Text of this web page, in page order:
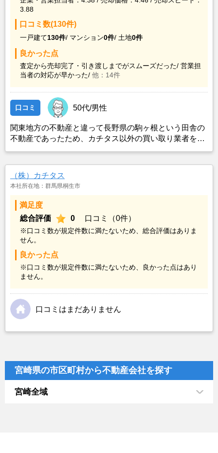
3.88
口コミ数(130件)
一戸建て130件/ マンション0件/ 土地0件
良かった点
査定から売却完了・引き渡しまでがスムーズだった/ 営業担
当者の対応が早かった/ 他：14件
口コミ 50代/男性
関東地方の不動産と違って長野県の駒ヶ根という田舎の
不動産であったため、カチタス以外の買い取り業者をみ
も空き家の状態で不動産を残しておけないと考えて売却
を決めた。
（株）カチタス
本社所在地：群馬県桐生市
満足度
総合評価
0 口コミ（0件）
※口コミ数が規定件数に満たないため、総合評価はありま
せん。
良かった点
※口コミ数が規定件数に満たないため、良かった点はあり
ません。
口コミはまだありません
宮崎県の市区町村から不動産会社を探す
宮崎全域